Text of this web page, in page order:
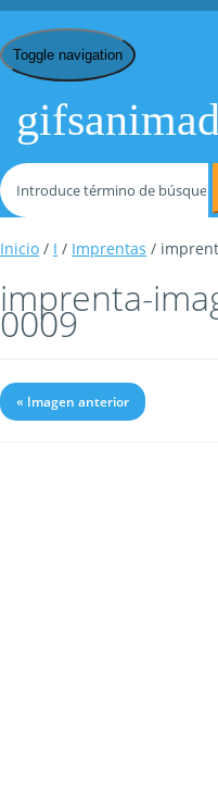
Toggle navigation
Inicio / I / Imprentas /
imprenta-
0009
« Imagen anterior